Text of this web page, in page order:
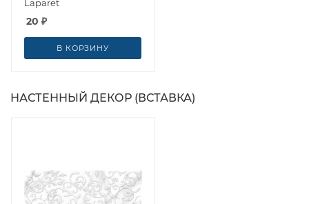
Laparet
20 ₽
В КОРЗИНУ
НАСТЕННЫЙ ДЕКОР (ВСТАВКА)